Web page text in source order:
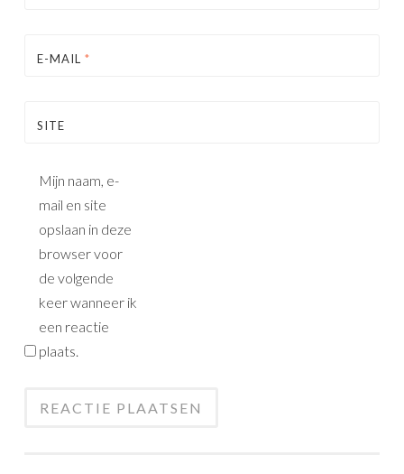
E-MAIL *
SITE
Mijn naam, e-
mail en site
opslaan in deze
browser voor
de volgende
keer wanneer ik
een reactie
plaats.